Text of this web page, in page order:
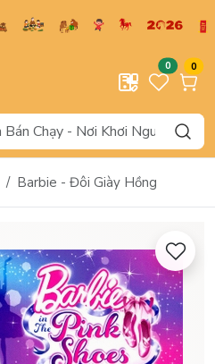
0 0
Barbie - Đôi Giày Hồng